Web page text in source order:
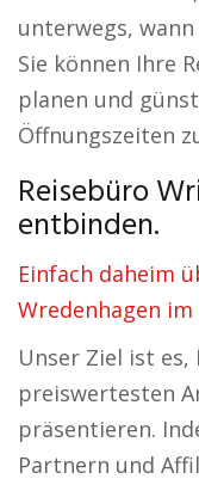
unterwegs,
Sie können Ihre
planen und
Öffnungszeiten
Reisebüro
entbinden.
Einfach daheim
Wredenhagen
Unser Ziel ist
preiswertesten
präsentieren.
Partnern und